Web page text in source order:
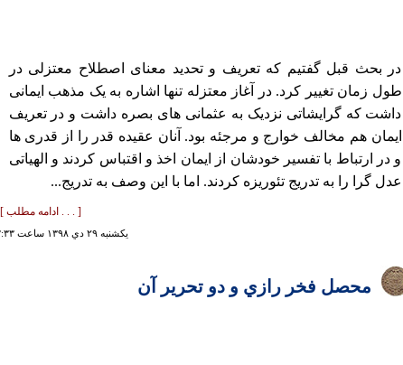
در بحث قبل گفتيم که تعريف و تحديد معنای اصطلاح معتزلی در
طول زمان تغيير کرد. در آغاز معتزله تنها اشاره به يک مذهب ايمانی
داشت که گرايشاتی نزديک به عثمانی های بصره داشت و در تعريف
ايمان هم مخالف خوارج و مرجئه بود. آنان عقيده قدر را از قدری ها
و در ارتباط با تفسير خودشان از ايمان اخذ و اقتباس کردند و الهياتی
عدل گرا را به تدريج تئوريزه کردند. اما با این وصف به تدريج...
[ . . . ادامه مطلب ]
يكشنبه ۲۹ دي ۱۳۹۸ ساعت ۳:۳۳
محصل فخر رازي و دو تحرير آن